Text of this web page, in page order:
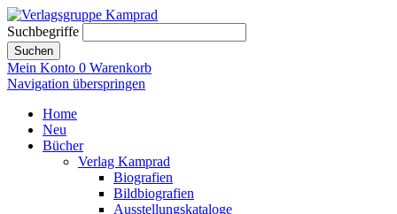
Suchbegriffe
Suchen
Mein Konto 0 Warenkorb
Navigation überspringen
Home
Neu
Bücher
Verlag Kamprad
Biografien
Bildbiografien
Ausstellungskataloge